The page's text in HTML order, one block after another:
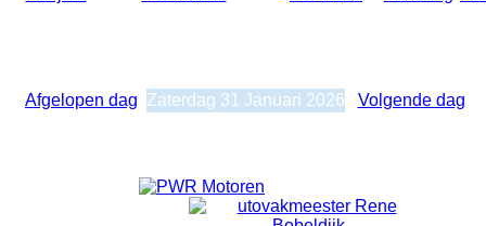
Afgelopen dag Zaterdag 31 Januari 2026 Volgende dag